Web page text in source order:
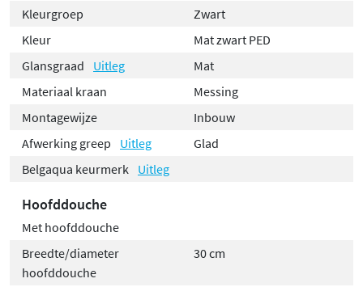
Kleurgroep
Zwart
Kleur
Mat zwart PED
Glansgraad
Uitleg
Mat
Materiaal kraan
Messing
Montagewijze
Inbouw
Afwerking greep
Uitleg
Glad
Belgaqua keurmerk Uitleg
Hoofddouche
Met hoofddouche
Breedte/diameter
hoofddouche
30 cm